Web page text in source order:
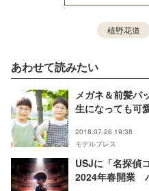
植野花道
あわせて読みたい
メガネ＆前髪パ
生になっても可
2018.07.26 19:38
モデルプレス
USJに「名探偵
2024年春開業